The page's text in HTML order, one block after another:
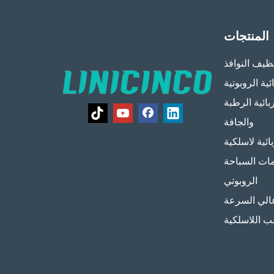
المنتجات
النوافذ
الروبوتية
الرطبة
والجافة
لاسلكية
السباحة
الروبوتي
السرعة
اللاسلكية